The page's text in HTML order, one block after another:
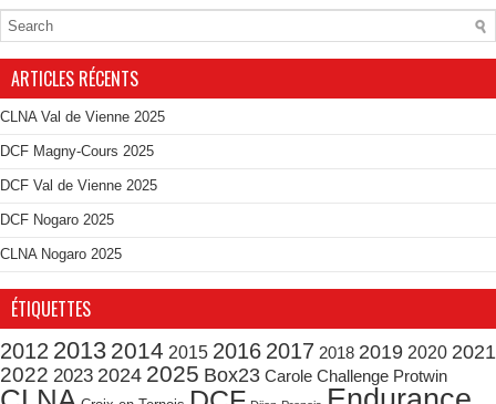
ARTICLES RÉCENTS
CLNA Val de Vienne 2025
DCF Magny-Cours 2025
DCF Val de Vienne 2025
DCF Nogaro 2025
CLNA Nogaro 2025
ÉTIQUETTES
2012 2013 2014 2015 2016 2017 2018 2019 2020 2021
2022 2023 2024 2025 Box23 Carole Challenge Protwin